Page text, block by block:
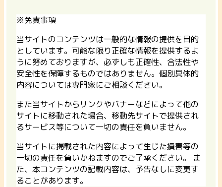
※免責事項
当サイトのコンテンツは一般的な情報の提供を目的
としています。可能な限り正確な情報を提供するよ
うに努めておりますが、必ずしも正確性、合法性や
安全性を保障するものではありません。個別具体的
内容については専門家にご相談ください。
また当サイトからリンクやバナーなどによって他の
サイトに移動された場合、移動先サイトで提供され
るサービス等について一切の責任を負いません。
当サイトに掲載された内容によって生じた損害等の
一切の責任を負いかねますのでご了承ください。 ま
た、本コンテンツの記載内容は、予告なしに変更す
ることがあります。